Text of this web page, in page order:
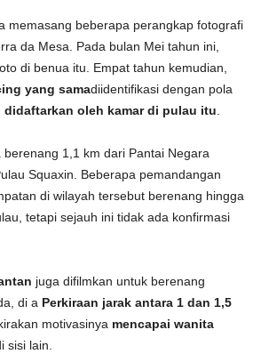
memasang beberapa perangkap fotografi
da Mesa. Pada bulan Mei tahun ini,
di benua itu. Empat tahun kemudian,
yang samadiidentifikasi dengan pola
didaftarkan oleh kamar di pulau itu
1,1 km dari Pantai Negara
Squaxin. Beberapa pemandangan
di wilayah tersebut berenang hingga
tetapi sejauh ini tidak ada konfirmasi
juga difilmkan untuk berenang
di a Perkiraan jarak antara 1 dan 1,5
motivasinya mencapai wanita
sisi lain.